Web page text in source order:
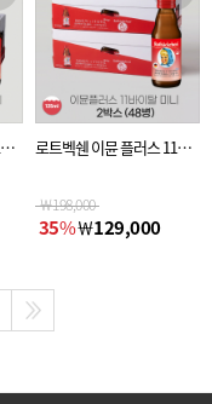
로트벡쉔 이뮨 플러스 11바
￦198,000
35%￦129,000